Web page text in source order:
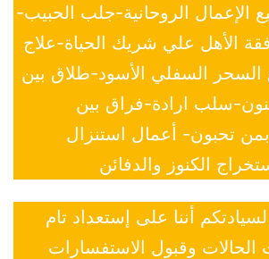
الروحانية-جلب الحبيب-
الأهل علي شريك الحياة-علاج
السحر السفلي الأسود-طلاق بين
سلب ارادة-فراق بين
بمن تحبون- أعمال استنزال
الكنوز والدفائن
أننا على إستعداد تام
وقبول الاستفسارات